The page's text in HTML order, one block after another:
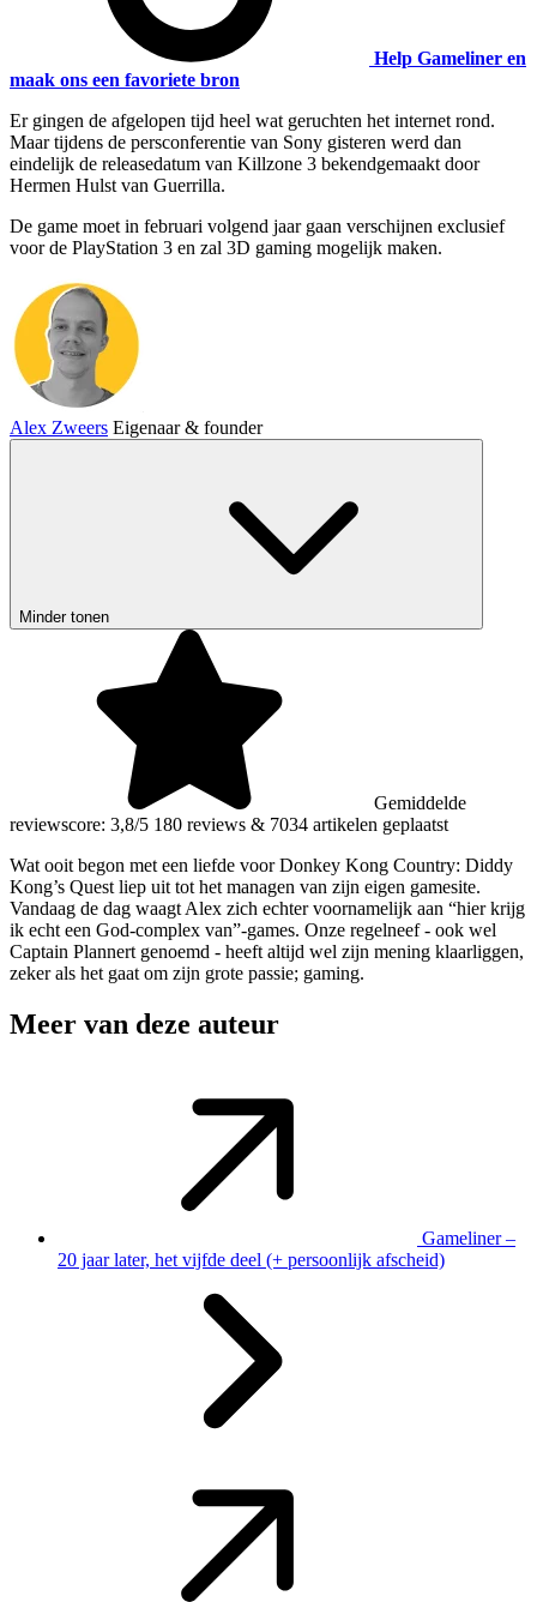
Help Gameliner en
maak ons een favoriete bron
Er gingen de afgelopen tijd heel wat geruchten het internet rond.
Maar tijdens de persconferentie van Sony gisteren werd dan
eindelijk de releasedatum van Killzone 3 bekendgemaakt door
Hermen Hulst van Guerrilla.
De game moet in februari volgend jaar gaan verschijnen exclusief
voor de PlayStation 3 en zal 3D gaming mogelijk maken.
Alex Zweers Eigenaar & founder
Minder tonen
Gemiddelde
reviewscore: 3,8/5 180 reviews & 7034 artikelen geplaatst
Wat ooit begon met een liefde voor Donkey Kong Country: Diddy
Kong’s Quest liep uit tot het managen van zijn eigen gamesite.
Vandaag de dag waagt Alex zich echter voornamelijk aan “hier krijg
ik echt een God-complex van”-games. Onze regelneef - ook wel
Captain Plannert genoemd - heeft altijd wel zijn mening klaarliggen,
zeker als het gaat om zijn grote passie; gaming.
Meer van deze auteur
Gameliner –
20 jaar later, het vijfde deel (+ persoonlijk afscheid)